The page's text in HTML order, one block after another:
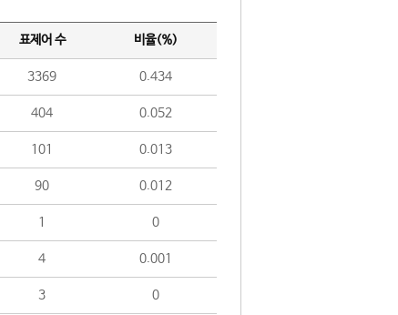
표제어 수 비율(%)
3369 0.434
404 0.052
101 0.013
90 0.012
1 0
4 0.001
3 0